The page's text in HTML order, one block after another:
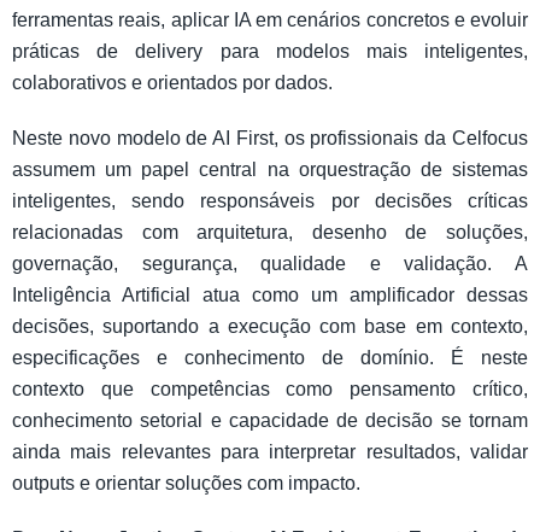
ferramentas reais, aplicar IA em cenários concretos e evoluir
práticas de delivery para modelos mais inteligentes,
colaborativos e orientados por dados.
Neste novo modelo de AI First, os profissionais da Celfocus
assumem um papel central na orquestração de sistemas
inteligentes, sendo responsáveis por decisões críticas
relacionadas com arquitetura, desenho de soluções,
governação, segurança, qualidade e validação. A
Inteligência Artificial atua como um amplificador dessas
decisões, suportando a execução com base em contexto,
especificações e conhecimento de domínio. É neste
contexto que competências como pensamento crítico,
conhecimento setorial e capacidade de decisão se tornam
ainda mais relevantes para interpretar resultados, validar
outputs e orientar soluções com impacto.